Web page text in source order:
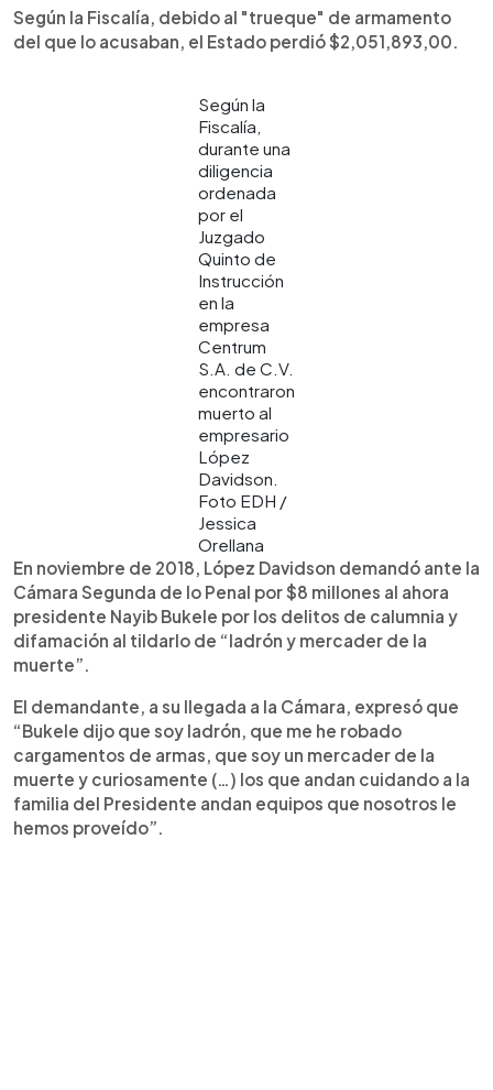
Según la Fiscalía, debido al "trueque" de armamento
del que lo acusaban, el Estado perdió $2,051,893,00.
Según la
Fiscalía,
durante una
diligencia
ordenada
por el
Juzgado
Quinto de
Instrucción
en la
empresa
Centrum
S.A. de C.V.
encontraron
muerto al
empresario
López
Davidson.
Foto EDH /
Jessica
Orellana
En noviembre de 2018, López Davidson demandó ante la
Cámara Segunda de lo Penal por $8 millones al ahora
presidente Nayib Bukele por los delitos de calumnia y
difamación al tildarlo de “ladrón y mercader de la
muerte”.
El demandante, a su llegada a la Cámara, expresó que
“Bukele dijo que soy ladrón, que me he robado
cargamentos de armas, que soy un mercader de la
muerte y curiosamente (…) los que andan cuidando a la
familia del Presidente andan equipos que nosotros le
hemos proveído”.